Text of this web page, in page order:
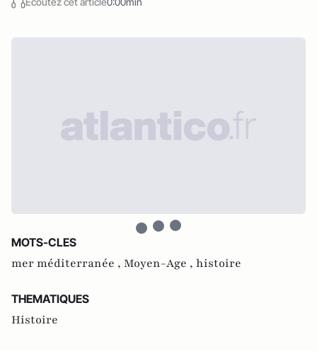
MOTS-CLES
mer méditerranée , Moyen-Age , histoire
THEMATIQUES
Histoire